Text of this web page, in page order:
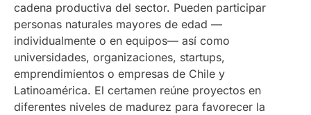
cadena productiva del sector. Pueden participar
personas naturales mayores de edad —
individualmente o en equipos— así como
universidades, organizaciones, startups,
emprendimientos o empresas de Chile y
Latinoamérica. El certamen reúne proyectos en
diferentes niveles de madurez para favorecer la